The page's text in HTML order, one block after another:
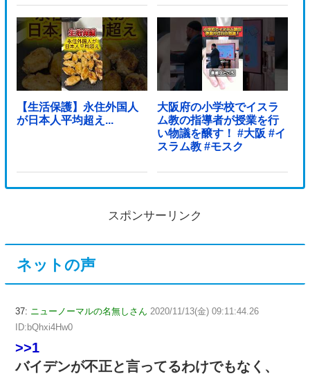
【生活保護】永住外国人
が日本人平均超え...
大阪府の小学校でイスラ
ム教の指導者が授業を行
い物議を醸す！ #大阪 #イ
スラム教 #モスク
スポンサーリンク
ネットの声
37: ニューノーマルの名無しさん 2020/11/13(金) 09:11:44.26
ID:bQhxi4Hw0
>>1
バイデンが不正と言ってるわけでもなく、